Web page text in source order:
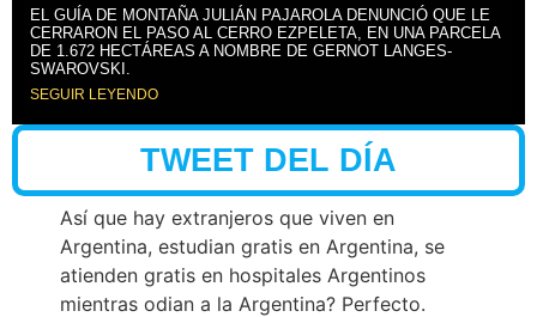
EL GUÍA DE MONTAÑA JULIÁN PAJAROLA DENUNCIÓ QUE LE
CERRARON EL PASO AL CERRO EZPELETA, EN UNA PARCELA
DE 1.672 HECTÁREAS A NOMBRE DE GERNOT LANGES-
SWAROVSKI.
SEGUIR LEYENDO
TWEET DEL DÍA
Así que hay extranjeros que viven en
Argentina, estudian gratis en Argentina, se
atienden gratis en hospitales Argentinos
mientras odian a la Argentina? Perfecto.